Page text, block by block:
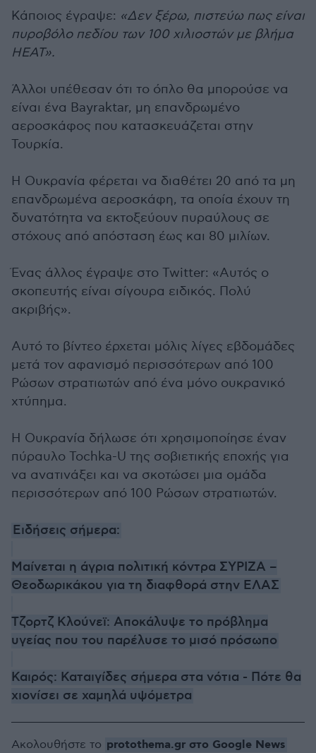
Κάποιος έγραψε: «Δεν ξέρω, πιστεύω πως είναι
πυροβόλο πεδίου των 100 χιλιοστών με βλήμα
HEAT».
Άλλοι υπέθεσαν ότι το όπλο θα μπορούσε να
είναι ένα Bayraktar, μη επανδρωμένο
αεροσκάφος που κατασκευάζεται στην
Τουρκία.
Η Ουκρανία φέρεται να διαθέτει 20 από τα μη
επανδρωμένα αεροσκάφη, τα οποία έχουν τη
δυνατότητα να εκτοξεύουν πυραύλους σε
στόχους από απόσταση έως και 80 μιλίων.
Ένας άλλος έγραψε στο Twitter: «Αυτός ο
σκοπευτής είναι σίγουρα ειδικός. Πολύ
ακριβής».
Αυτό το βίντεο έρχεται μόλις λίγες εβδομάδες
μετά τον αφανισμό περισσότερων από 100
Ρώσων στρατιωτών από ένα μόνο ουκρανικό
χτύπημα.
Η Ουκρανία δήλωσε ότι χρησιμοποίησε έναν
πύραυλο Tochka-U της σοβιετικής εποχής για
να ανατινάξει και να σκοτώσει μια ομάδα
περισσότερων από 100 Ρώσων στρατιωτών.
Ειδήσεις σήμερα:
Μαίνεται η άγρια πολιτική κόντρα ΣΥΡΙΖΑ –
Θεοδωρικάκου για τη διαφθορά στην ΕΛΑΣ
Τζορτζ Κλούνεϊ: Αποκάλυψε το πρόβλημα
υγείας που του παρέλυσε το μισό πρόσωπο
Καιρός: Καταιγίδες σήμερα στα νότια - Πότε θα
χιονίσει σε χαμηλά υψόμετρα
Ακολουθήστε το protothema.gr στο Google News